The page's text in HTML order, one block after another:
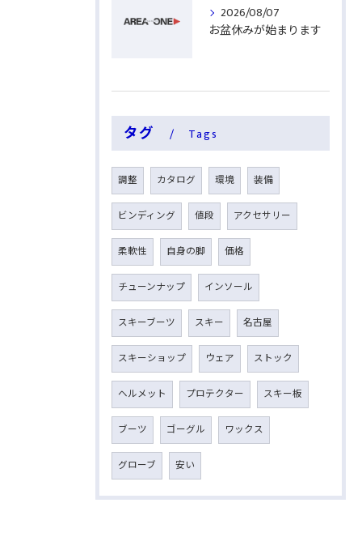
2026/08/07
お盆休みが始まります
タグ Tags
調整 カタログ 環境 装備
ビンディング 値段 アクセサリー
柔軟性 自身の脚 価格
チューンナップ インソール
スキーブーツ スキー 名古屋
スキーショップ ウェア ストック
ヘルメット プロテクター スキー板
ブーツ ゴーグル ワックス
グローブ 安い